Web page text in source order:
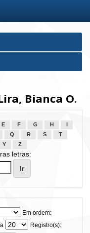
Bianca O.
E F G H
Q R S
T
Y Z
letras:
Em ordem:
Registro(s):